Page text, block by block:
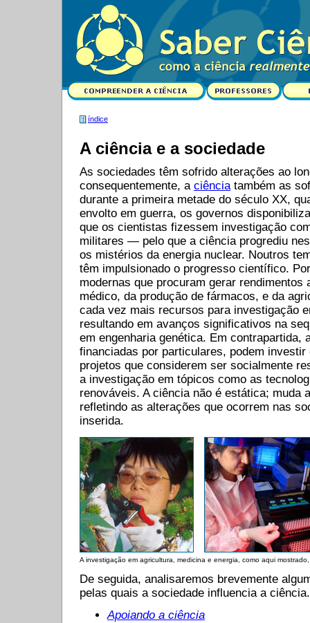
índice
A ciência e a sociedade
As sociedades têm sofrido alterações ao
consequentemente, a ciênciatambém as
durante a primeira metade do século XX,
envolto em guerra, os governos
que os cientistas fizessem investigação
militares — pelo que a ciência progrediu
os mistérios da energia nuclear. Noutros
têm impulsionado o progresso científico.
modernas que procuram gerar rendimentos
médico, da produção de fármacos, e da
cada vez mais recursos para investigação
resultando em avanços significativos na
em engenharia genética. Em contrapartida,
financiadas por particulares, podem investir
projetos que considerem ser socialmente
a investigação em tópicos como as
renováveis. A ciência não é estática; muda
refletindo as alterações que ocorrem nas
inserida.
A investigação em agricultura, medicina e energia, como aqui
De seguida, analisaremos brevemente
pelas quais a sociedade influencia a
Apoiando a ciência